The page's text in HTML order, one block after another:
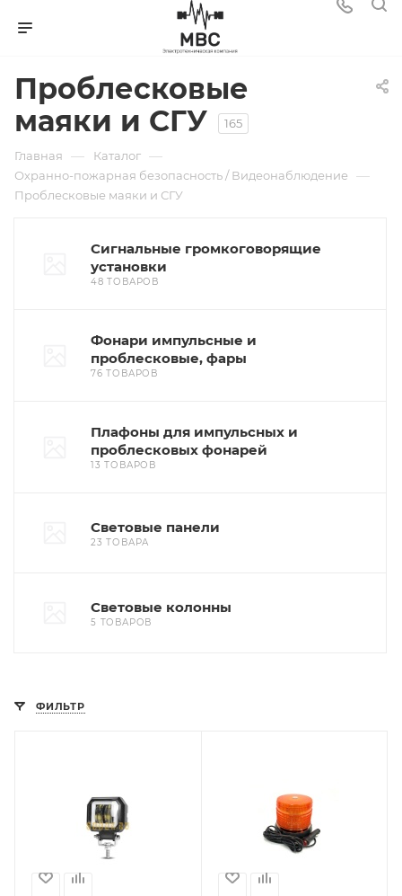
Проблесковые
маяки и СГУ
165
Главная — Каталог —
Охранно-пожарная безопасность / Видеонаблюдение —
Проблесковые маяки и СГУ
Сигнальные громкоговорящие
установки
48 ТОВАРОВ
Фонари импульсные и
проблесковые, фары
76 ТОВАРОВ
Плафоны для импульсных и
проблесковых фонарей
13 ТОВАРОВ
Световые панели
23 ТОВАРА
Световые колонны
5 ТОВАРОВ
ФИЛЬТР